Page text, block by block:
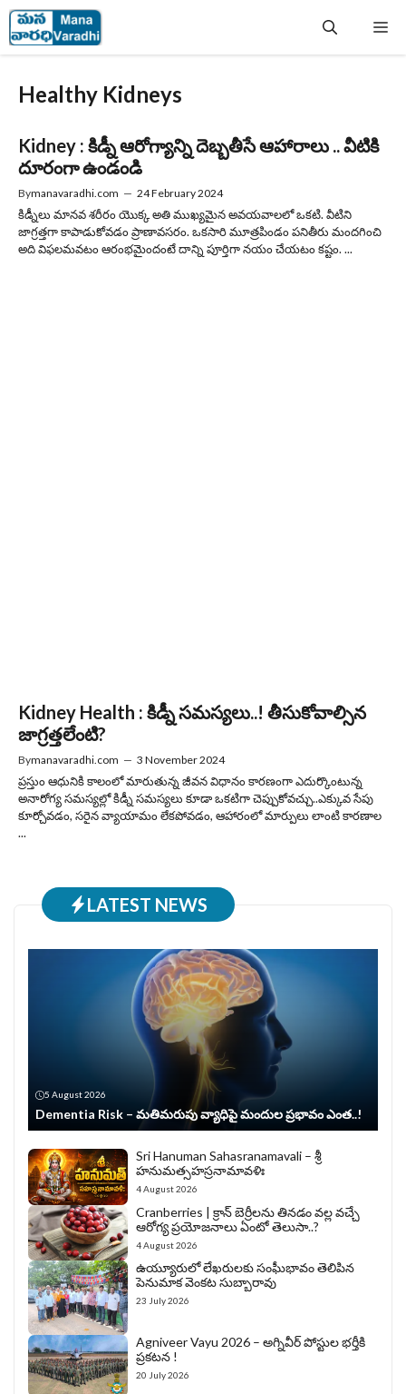
Skip
to
content
Healthy Kidneys
Kidney : కిడ్నీ ఆరోగ్యాన్ని దెబ్బతీసే ఆహారాలు .. వీటికి
దూరంగా ఉండండి
Bymanavaradhi.com — 24 February 2024
కిడ్నీలు మానవ శరీరం యొక్క అతి ముఖ్యమైన అవయవాలలో ఒకటి. వీటిని
జాగ్రత్తగా కాపాడుకోవడం ప్రాణావసరం. ఒకసారి మూత్రపిండం పనితీరు మందగించి
అది విఫలమవటం ఆరంభమైందంటే దాన్ని పూర్తిగా నయం చేయటం కష్టం. ...
Kidney Health : కిడ్నీ సమస్యలు..! తీసుకోవాల్సిన
జాగ్రత్తలేంటి?
Bymanavaradhi.com — 3 November 2024
ప్రస్తుం ఆధునికి కాలంలో మారుతున్న జీవన విధానం కారణంగా ఎదుర్కొంటున్న
అనారోగ్య సమస్యల్లో కిడ్నీ సమస్యలు కూడా ఒకటిగా చెప్పుకోవచ్చు..ఎక్కువ సేపు
కూర్చోవడం, సరైన వ్యాయామం లేకపోవడం, ఆహారంలో మార్పులు లాంటి కారణాల
...
LATEST NEWS
5 August 2026
Dementia Risk – మతిమరుపు వ్యాధిపై మందుల ప్రభావం ఎంత..!
Sri Hanuman Sahasranamavali – శ్రీ
హనుమత్సహస్రనామావళిః
4 August 2026
Cranberries | క్రాన్ బెర్రీల‌ను తిన‌డం వ‌ల్ల వచ్చే
ఆరోగ్య ప్రయోజనాలు ఏంటో తెలుసా..?
4 August 2026
ఉయ్యూరులో లేఖరులకు సంఘీభావం తెలిపిన
పెనుమాక వెంకట సుబ్బారావు
23 July 2026
Agniveer Vayu 2026 – అగ్నివీర్‌ పోస్టుల భర్తీకి
ప్రకటన !
20 July 2026